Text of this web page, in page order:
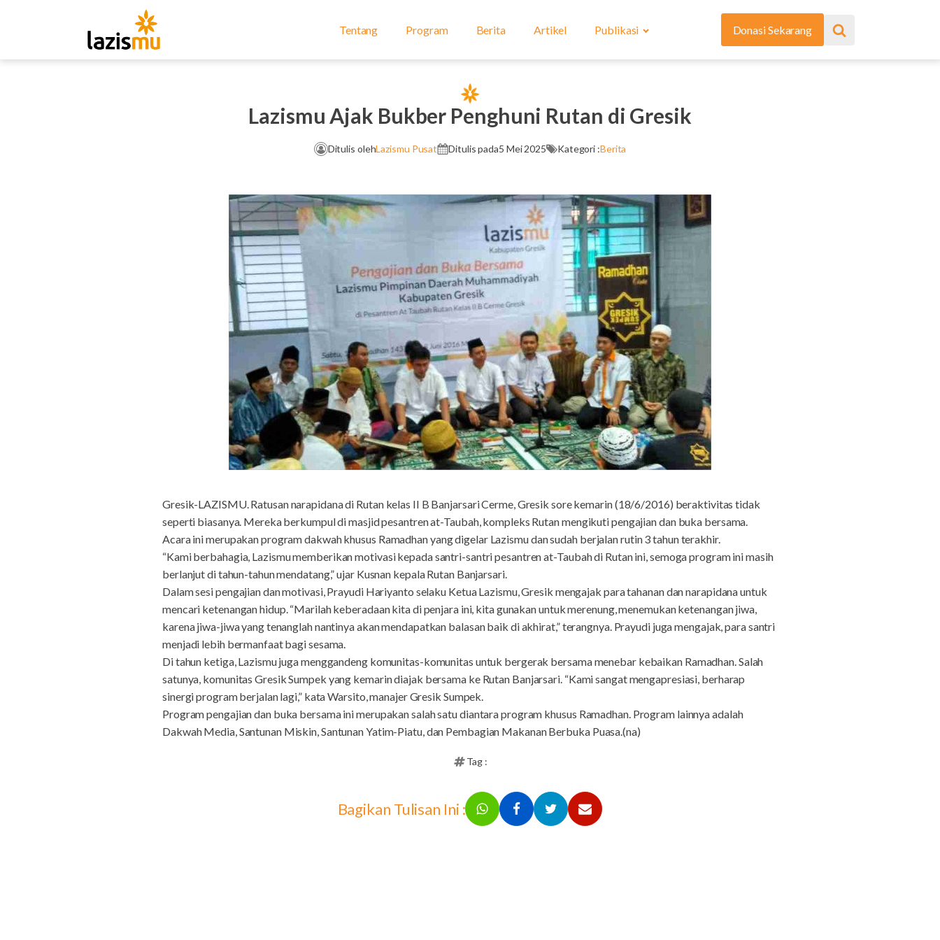
Tentang Program Berita Artikel Publikasi Donasi Sekarang
Lazismu Ajak Bukber Penghuni Rutan di Gresik
Ditulis olehLazismu Pusat Ditulis pada5 Mei 2025 Kategori :Berita
Gresik-LAZISMU. Ratusan narapidana di Rutan kelas II B Banjarsari Cerme, Gresik sore kemarin (18/6/2016) beraktivitas tidak
seperti biasanya. Mereka berkumpul di masjid pesantren at-Taubah, kompleks Rutan mengikuti pengajian dan buka bersama.
Acara ini merupakan program dakwah khusus Ramadhan yang digelar Lazismu dan sudah berjalan rutin 3 tahun terakhir.
“Kami berbahagia, Lazismu memberikan motivasi kepada santri-santri pesantren at-Taubah di Rutan ini, semoga program ini masih
berlanjut di tahun-tahun mendatang,” ujar Kusnan kepala Rutan Banjarsari.
Dalam sesi pengajian dan motivasi, Prayudi Hariyanto selaku Ketua Lazismu, Gresik mengajak para tahanan dan narapidana untuk
mencari ketenangan hidup. “Marilah keberadaan kita di penjara ini, kita gunakan untuk merenung, menemukan ketenangan jiwa,
karena jiwa-jiwa yang tenanglah nantinya akan mendapatkan balasan baik di akhirat,” terangnya. Prayudi juga mengajak, para santri
menjadi lebih bermanfaat bagi sesama.
Di tahun ketiga, Lazismu juga menggandeng komunitas-komunitas untuk bergerak bersama menebar kebaikan Ramadhan. Salah
satunya, komunitas Gresik Sumpek yang kemarin diajak bersama ke Rutan Banjarsari. “Kami sangat mengapresiasi, berharap
sinergi program berjalan lagi,” kata Warsito, manajer Gresik Sumpek.
Program pengajian dan buka bersama ini merupakan salah satu diantara program khusus Ramadhan. Program lainnya adalah
Dakwah Media, Santunan Miskin, Santunan Yatim-Piatu, dan Pembagian Makanan Berbuka Puasa.(na)
Tag :
Bagikan Tulisan Ini :